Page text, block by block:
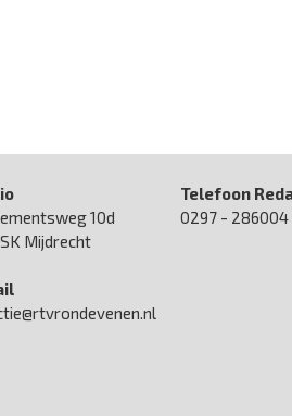
10d
Mijdrecht
Telefoon
0297 - 286004